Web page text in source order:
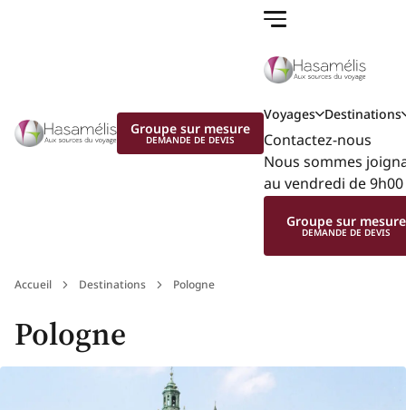
Voyages Destinations
Contactez-nous
Nous sommes
au vendredi de
Groupe sur mesure
DEMANDE DE DEVIS
Groupe sur mesure
DEMANDE DE DEVIS
Accueil Destinations Pologne
Pologne